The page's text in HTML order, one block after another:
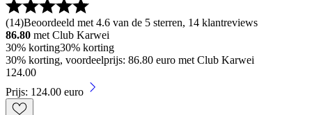
(14)Beoordeeld met 4.6 van de 5 sterren, 14 klantreviews
86.80 met Club Karwei
30% korting30% korting
30% korting, voordeelprijs: 86.80 euro met Club Karwei
124.00
Prijs: 124.00 euro